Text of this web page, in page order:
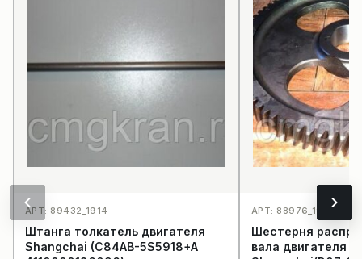
АРТ: 89432_1914
Штанга толкатель двигателя
Shangchai (C84AB-5S5918+A
АРТ: 88976_1931
Шестерня
вала двигателя